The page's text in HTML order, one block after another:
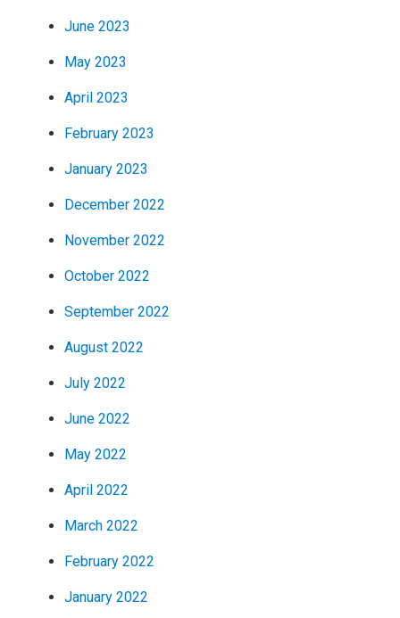
June 2023
May 2023
April 2023
February 2023
January 2023
December 2022
November 2022
October 2022
September 2022
August 2022
July 2022
June 2022
May 2022
April 2022
March 2022
February 2022
January 2022